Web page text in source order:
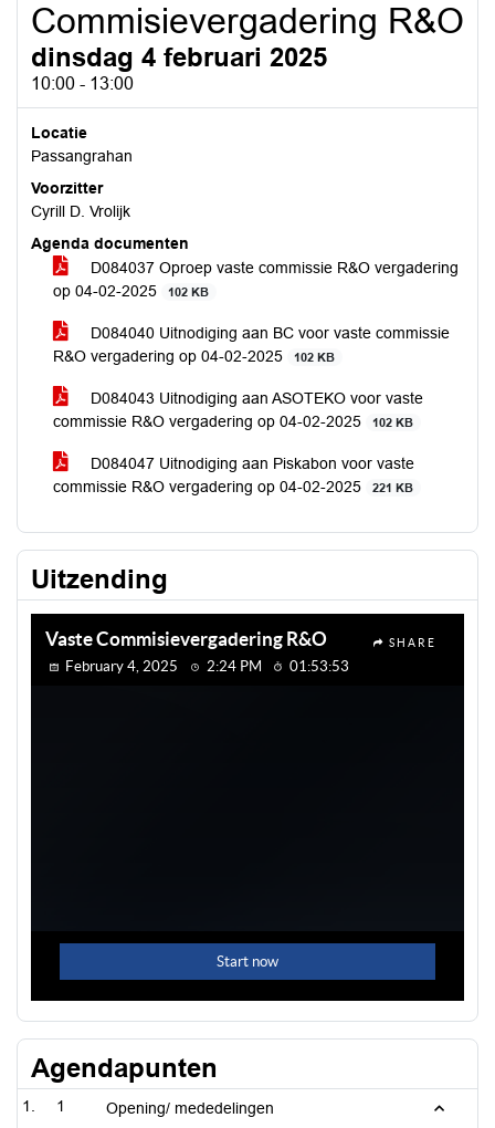
Commisievergadering R&O
dinsdag 4 februari 2025
10:00 - 13:00
Locatie
Passangrahan
Voorzitter
Cyrill D. Vrolijk
Agenda documenten
D084037 Oproep vaste commissie R&O vergadering
op 04-02-2025
102 KB
D084040 Uitnodiging aan BC voor vaste commissie
R&O vergadering op 04-02-2025
102 KB
D084043 Uitnodiging aan ASOTEKO voor vaste
commissie R&O vergadering op 04-02-2025
102 KB
D084047 Uitnodiging aan Piskabon voor vaste
commissie R&O vergadering op 04-02-2025
221 KB
Uitzending
Agendapunten
1 Opening/ mededelingen